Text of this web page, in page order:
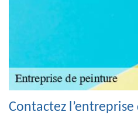
Contactez